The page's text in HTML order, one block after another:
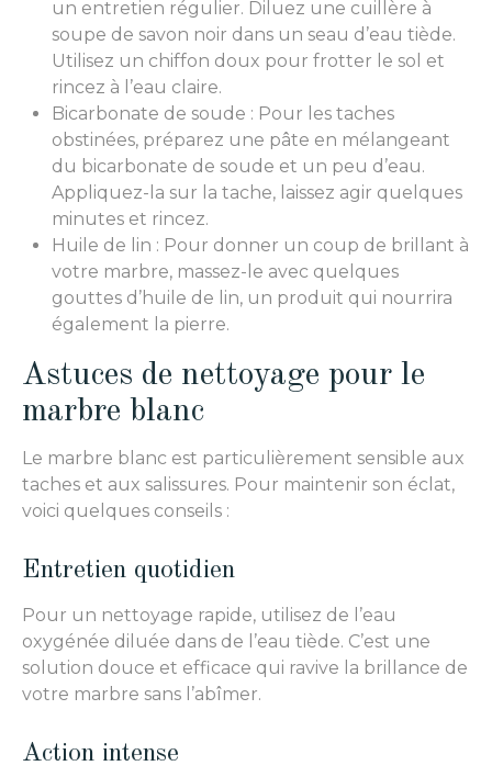
un entretien régulier. Diluez une cuillère à
soupe de savon noir dans un seau d’eau tiède.
Utilisez un chiffon doux pour frotter le sol et
rincez à l’eau claire.
Bicarbonate de soude : Pour les taches
obstinées, préparez une pâte en mélangeant
du bicarbonate de soude et un peu d’eau.
Appliquez-la sur la tache, laissez agir quelques
minutes et rincez.
Huile de lin : Pour donner un coup de brillant à
votre marbre, massez-le avec quelques
gouttes d’huile de lin, un produit qui nourrira
également la pierre.
Astuces de nettoyage pour le
marbre blanc
Le marbre blanc est particulièrement sensible aux
taches et aux salissures. Pour maintenir son éclat,
voici quelques conseils :
Entretien quotidien
Pour un nettoyage rapide, utilisez de l’eau
oxygénée diluée dans de l’eau tiède. C’est une
solution douce et efficace qui ravive la brillance de
votre marbre sans l’abîmer.
Action intense